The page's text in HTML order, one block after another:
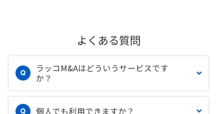
よくある質問
ラッコM&Aはどういうサービスです
か？
個人でも利用できますか？